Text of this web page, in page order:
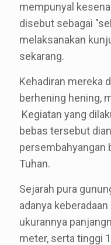
mempunyal
disebut sebagai
melaksanakan
sekarang.
Kehadiran mereka
berhening hening,
Kegiatan yang
bebas tersebut
persembahyangan
Tuhan.
Sejarah pura
adanya
ukurannya
meter, serta tinggi